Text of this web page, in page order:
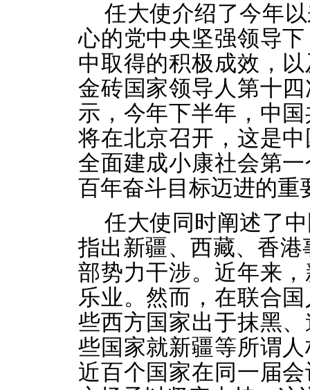
任大使介绍了今年
心的党中央坚强领导
中取得的积极成效，
金砖国家领导人第十
示，今年下半年，中
将在北京召开，这是
全面建成小康社会第
百年奋斗目标迈进的重
任大使同时阐述了
指出新疆、西藏、香
部势力干涉。近年来
乐业。然而，在联合
些西方国家出于抹黑
些国家就新疆等所谓
近百个国家在同一届